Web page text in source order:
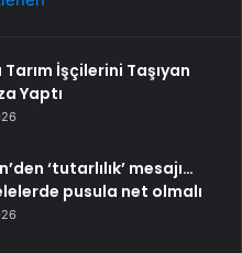
İşçilerini Taşıyan
Yaptı
‘tutarlılık’ mesajı…
pusula net olmalı